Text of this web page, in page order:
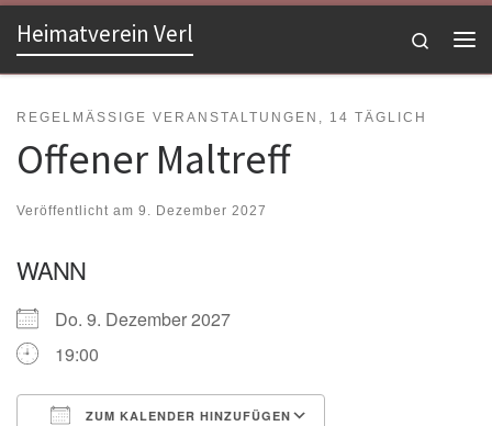
Zum Inhalt springen
Heimatverein Verl
Search
REGELMÄSSIGE VERANSTALTUNGEN, 14 TÄGLICH
Offener Maltreff
Veröffentlicht am 9. Dezember 2027
WANN
Do. 9. Dezember 2027
19:00
ZUM KALENDER HINZUFÜGEN